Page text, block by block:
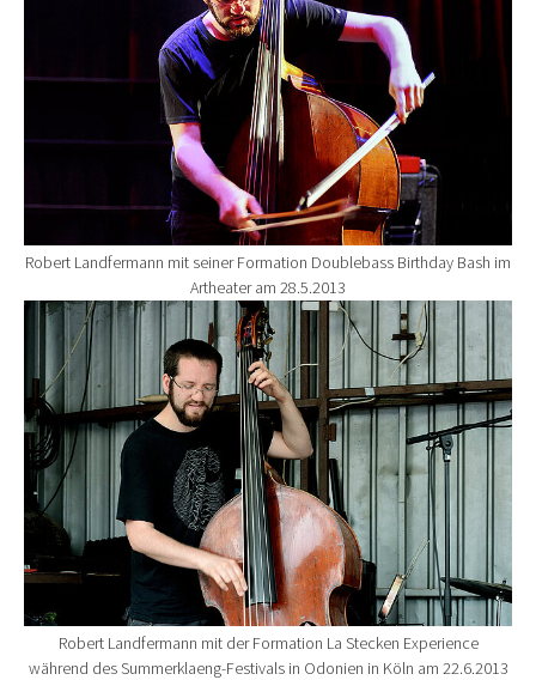
Robert Landfermann mit seiner Formation Doublebass Birthday Bash im
Artheater am 28.5.2013
Show larger version for:
Robert Landfermann mit der Formation La Stecken Experience
während des Summerklaeng-Festivals in Odonien in Köln am 22.6.2013